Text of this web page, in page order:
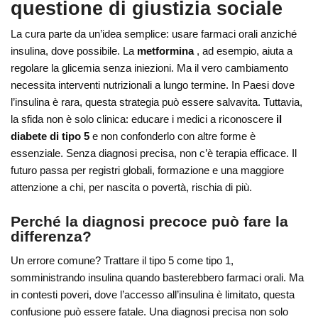
questione di giustizia sociale
La cura parte da un’idea semplice: usare farmaci orali anziché
insulina, dove possibile. La metformina , ad esempio, aiuta a
regolare la glicemia senza iniezioni. Ma il vero cambiamento
necessita interventi nutrizionali a lungo termine. In Paesi dove
l’insulina è rara, questa strategia può essere salvavita. Tuttavia,
la sfida non è solo clinica: educare i medici a riconoscere il
diabete di tipo 5e non confonderlo con altre forme è
essenziale. Senza diagnosi precisa, non c’è terapia efficace. Il
futuro passa per registri globali, formazione e una maggiore
attenzione a chi, per nascita o povertà, rischia di più.
Perché la diagnosi precoce può fare la
differenza?
Un errore comune? Trattare il tipo 5 come tipo 1,
somministrando insulina quando basterebbero farmaci orali. Ma
in contesti poveri, dove l’accesso all’insulina è limitato, questa
confusione può essere fatale. Una diagnosi precisa non solo